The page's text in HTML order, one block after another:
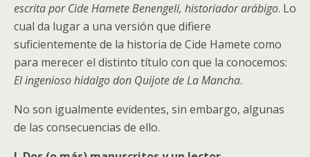
escrita por Cide Hamete Benengeli, historiador arábigo. Lo
cual da lugar a una versión que difiere
suficientemente de la historia de Cide Hamete como
para merecer el distinto título con que la conocemos:
El ingenioso hidalgo don Quijote de La Mancha.
No son igualmente evidentes, sin embargo, algunas
de las consecuencias de ello.